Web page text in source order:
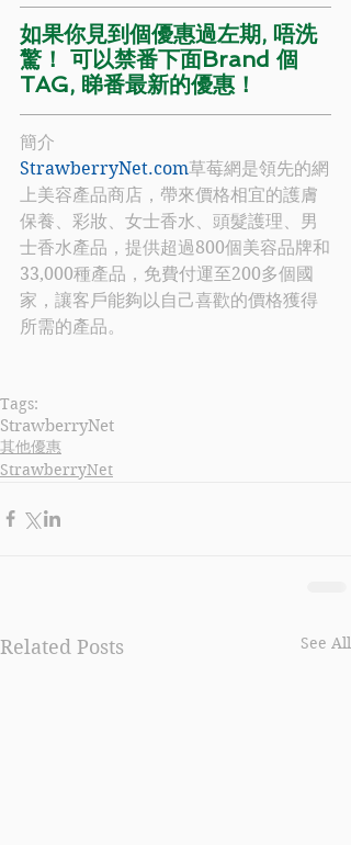
如果你見到個優惠過左期, 唔洗
驚！ 可以禁番下面Brand 個
TAG, 睇番最新的優惠！
簡介
StrawberryNet.com草莓網是領先的網
上美容產品商店，帶來價格相宜的護膚
保養、彩妝、女士香水、頭髮護理、男
士香水產品，提供超過800個美容品牌和
33,000種產品，免費付運至200多個國
家，讓客戶能夠以自己喜歡的價格獲得
所需的產品。
Tags:
StrawberryNet
其他優惠
StrawberryNet
Related Posts See All